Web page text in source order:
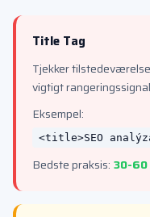
Title Tag
Tjekker
vigtigt
Eksempel:
<title>SEO
Bedste praksis: 30-60